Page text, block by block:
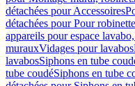
détachées pour Accessoires
détachées pour Pour
appareils pour espace
murauxVidages pour lavabos
lavabosSiphons en tube
tube coudéSiphons en tube